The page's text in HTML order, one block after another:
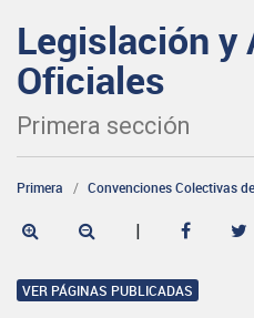
Legislación y
Oficiales
Primera sección
Primera Convenciones Colectivas
|
VER PÁGINAS PUBLICADAS